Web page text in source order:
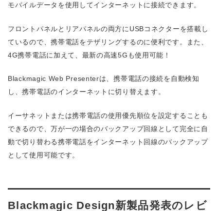
モバイルデータを使用してインターネットに接続できます。
フロントパネルとリアパネルの両方にUSBコネクターを搭載し
ているので、携帯電話をテザリングするのに便利です。また、
4G携帯電話に加えて、最新の高速5Gも使用可能！
Blackmagic Web Presenterは、携帯電話の接続を自動検知
し、携帯電話のインターネットに切り替えます。
イーサネットまたは携帯電話の使用優先順位を設定することも
できるので、万が一の場合のバックアップ回線として完全に自
動で切り替わる携帯電話をインターネット回線のバックアップ
として使用可能です。
Blackmagic Design新製品発表のレビ